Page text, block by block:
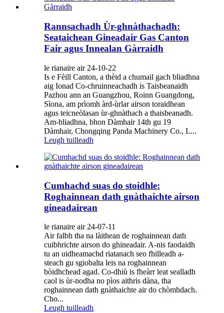
Rannsachadh Ùr-ghnàthachadh:
Seataichean Gineadair Gas Canton
Fair agus Innealan Gàrraidh
le rianaire air 24-10-22
Is e Fèill Canton, a thèid a chumail gach bliadhna
aig Ionad Co-chruinneachadh is Taisbeanaidh
Pazhou ann an Guangzhou, Roinn Guangdong,
Sìona, am prìomh àrd-ùrlar airson toraidhean
agus teicneòlasan ùr-ghnàthach a thaisbeanadh.
Am-bliadhna, bhon Dàmhair 14th gu 19
Dàmhair, Chongqing Panda Machinery Co., L...
Leugh tuilleadh
Cumhachd suas do stoidhle:
Roghainnean dath gnàthaichte airson
gineadairean
le rianaire air 24-07-11
Air falbh tha na làithean de roghainnean dath
cuibhrichte airson do ghineadair. A-nis faodaidh
tu an uidheamachd riatanach seo fhilleadh a-
steach gu sgiobalta leis na roghainnean
bòidhchead agad. Co-dhiù is fheàrr leat sealladh
caol is ùr-nodha no pìos aithris dàna, tha
roghainnean dath gnàthaichte air do chòmhdach.
Cho...
Leugh tuilleadh